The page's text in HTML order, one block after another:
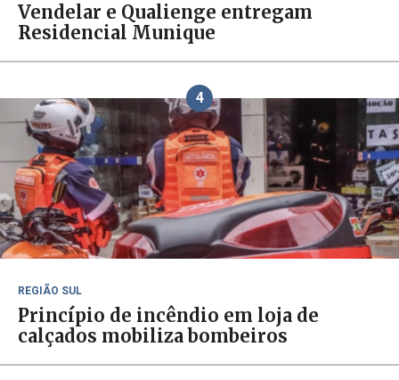
Vendelar e Qualienge entregam
Residencial Munique
4
REGIÃO SUL
Princípio de incêndio em loja de
calçados mobiliza bombeiros